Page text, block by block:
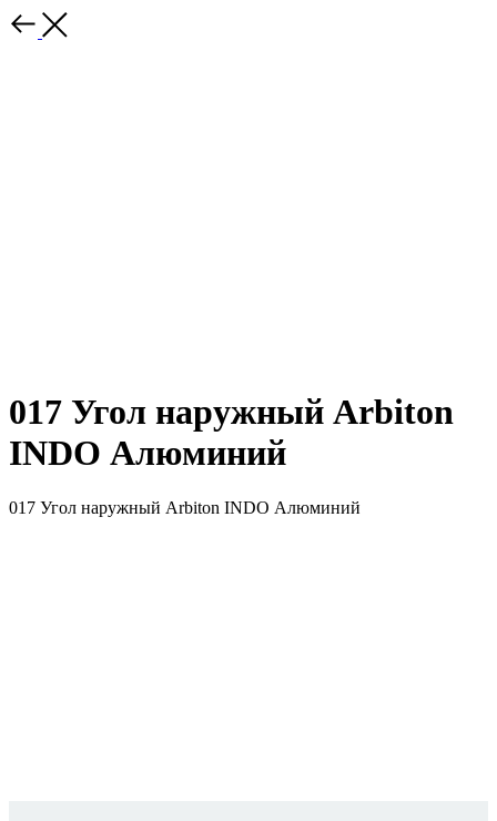
017 Угол наружный Arbiton
INDO Алюминий
017 Угол наружный Arbiton INDO Алюминий